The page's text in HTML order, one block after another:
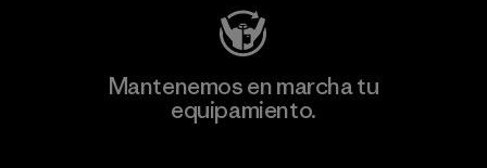
Mantenemos en marcha tu
equipamiento.